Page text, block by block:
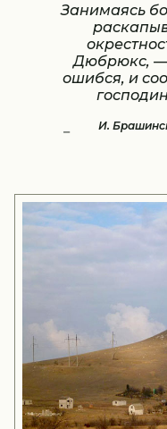
Занимаясь
Дюбрюкс, —
ошибся, и
И.